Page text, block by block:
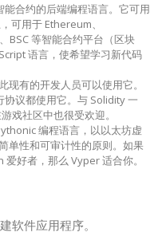
合约的后端编程语言。它可用
可用于 Ethereum、
等智能合约平台（区块
语言，使希望学习新代码
现有的开发人员可以使用它。
议都使用它。与 Solidity 一
戏社区中也很受欢迎。
编程语言，以以太坊虚
单性和可审计性的原则。如果
好者，那么 Vyper 适合你。
软件应用程序。